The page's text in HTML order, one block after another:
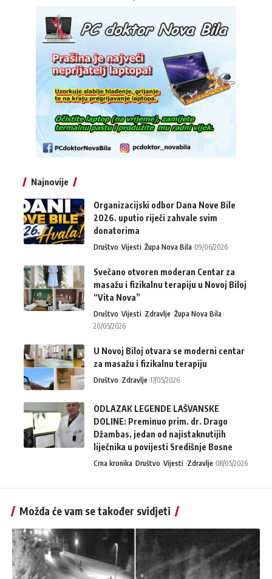
Najnovije
Organizacijski odbor Dana Nove Bile
2026. uputio riječi zahvale svim
donatorima
Društvo Vijesti Župa Nova Bila 09/06/2026
Svečano otvoren moderan Centar za
masažu i fizikalnu terapiju u Novoj Biloj
“Vita Nova”
Društvo Vijesti Zdravlje Župa Nova Bila
20/05/2026
U Novoj Biloj otvara se moderni centar
za masažu i fizikalnu terapiju
Društvo Zdravlje 17/05/2026
ODLAZAK LEGENDE LAŠVANSKE
DOLINE: Preminuo prim. dr. Drago
Džambas, jedan od najistaknutijih
liječnika u povijesti Središnje Bosne
Crna kronika Društvo Vijesti Zdravlje 08/05/2026
Možda će vam se također svidjeti